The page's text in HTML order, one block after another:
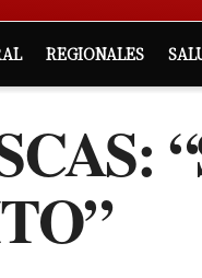
REGIONALES